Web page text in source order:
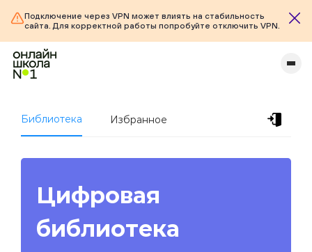
Подключение через VPN может влиять на стабильность
сайта. Для корректной работы попробуйте отключить VPN.
Библиотека Избранное
Цифровая
библиотека